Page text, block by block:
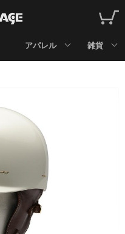
アパレル 雑貨